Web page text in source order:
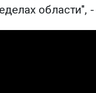
области",